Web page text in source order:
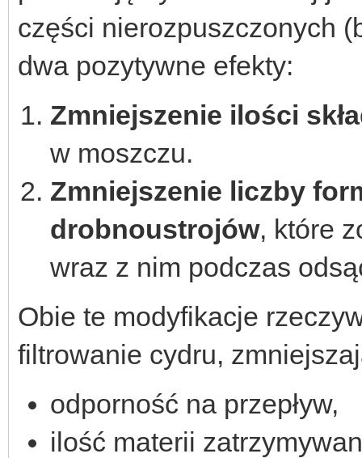
części nierozpuszczonych
dwa pozytywne efekty:
Zmniejszenie ilości
w moszczu.
Zmniejszenie liczby
drobnoustrojów, które
wraz z nim podczas
Obie te modyfikacje
filtrowanie cydru,
odporność na przepływ,
ilość materii